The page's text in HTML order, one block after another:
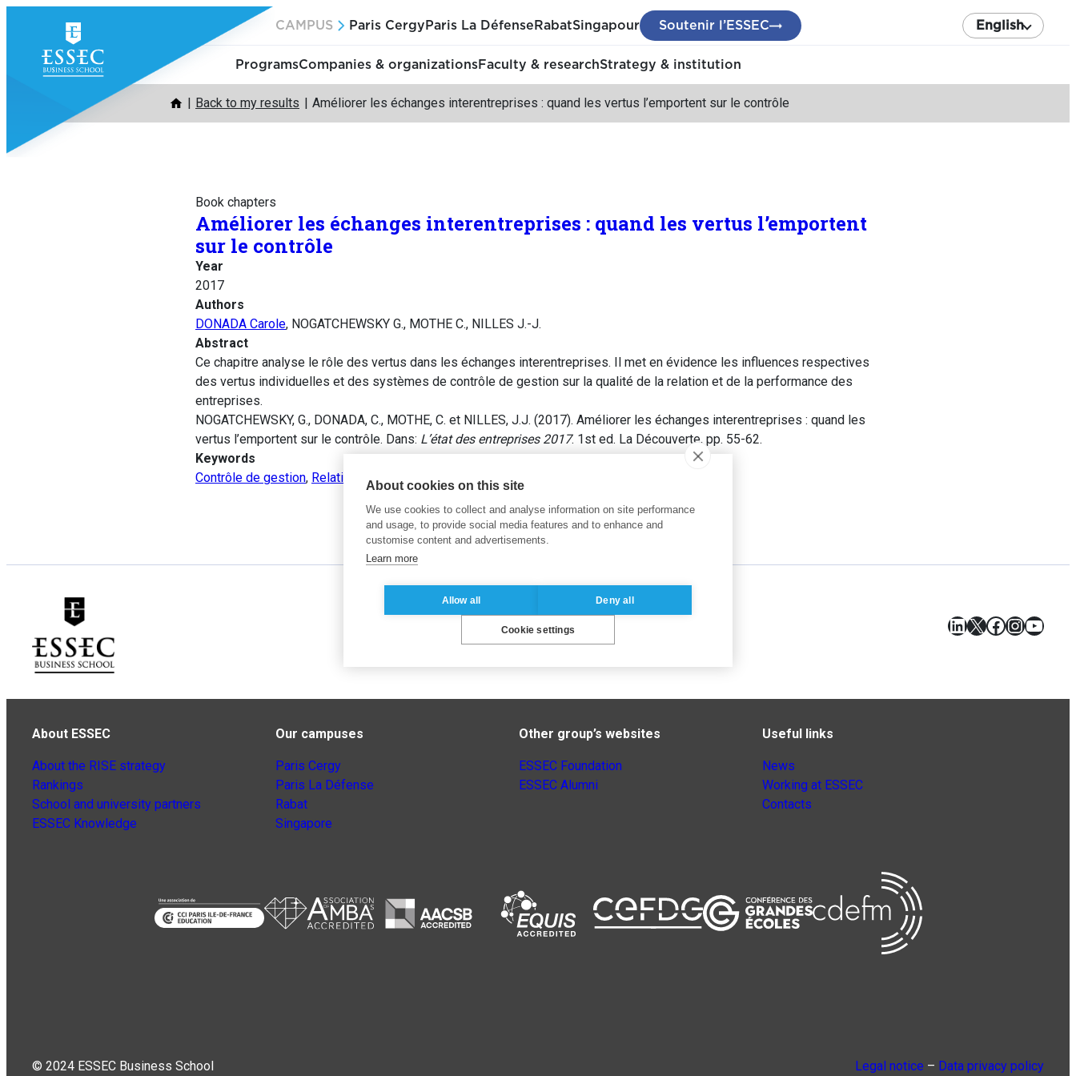
content
CAMPUS Paris Cergy Paris La Défense RabatSingapour Soutenir l’ESSEC English
ProgramsCompanies & organizationsFaculty & researchStrategy & institution
Back to my results Améliorer les échanges interentreprises : quand les vertus l’emportent sur le contrôle
Book chapters
Améliorer les échanges interentreprises : quand les vertus l’emportent
sur le contrôle
Year
2017
Authors
DONADA Carole, NOGATCHEWSKY G., MOTHE C., NILLES J.-J.
Abstract
Ce chapitre analyse le rôle des vertus dans les échanges interentreprises. Il met en évidence les influences respectives
des vertus individuelles et des systèmes de contrôle de gestion sur la qualité de la relation et de la performance des
entreprises.
NOGATCHEWSKY, G., DONADA, C., MOTHE, C. et NILLES, J.J. (2017). Améliorer les échanges interentreprises : quand les
vertus l’emportent sur le contrôle. Dans: L’état des entreprises 2017. 1st ed. La Découverte, pp. 55-62.
Keywords
Contrôle de gestion, Relations client-fournisseur Vertus individuelles
LinkedIn
X Facebook
About ESSEC
About the RISE strategy
Rankings
School and university partners
ESSEC Knowledge
Our campuses
Paris Cergy
Paris La Défense
Rabat
Singapore
Other group’s websites
ESSEC Foundation
ESSEC Alumni
Useful links
News
Working at ESSEC
Contacts
© 2024 ESSEC Business School Legal notice – Data privacy policy
About cookies on this site
We use cookies to collect and analyse information on site performance
and usage, to provide social media features and to enhance and
customise content and advertisements.
Learn more
Allow all Deny all
Cookie settings